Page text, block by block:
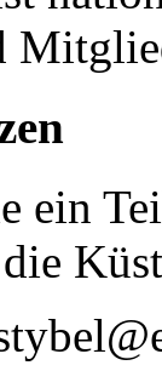
ein